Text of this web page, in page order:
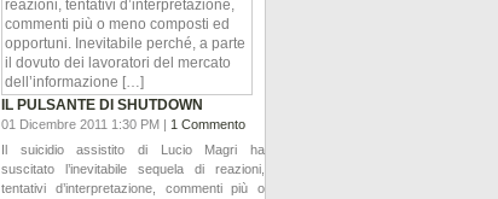
IL PULSANTE DI SHUTDOWN
01 Dicembre 2011 1:30 PM | 1 Commento
Il suicidio assistito di Lucio Magri ha
suscitato l’inevitabile sequela di reazioni,
tentativi d’interpretazione, commenti più o